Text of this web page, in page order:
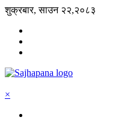
शुक्रबार, साउन २२,२०८३
×